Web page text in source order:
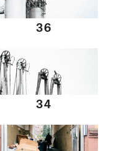
36
34